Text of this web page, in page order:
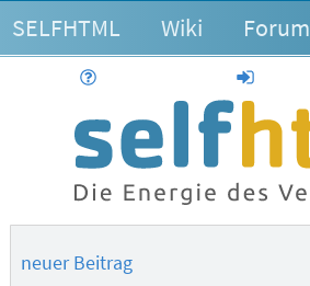
SELFHTML Wiki Forum
neuer Beitrag